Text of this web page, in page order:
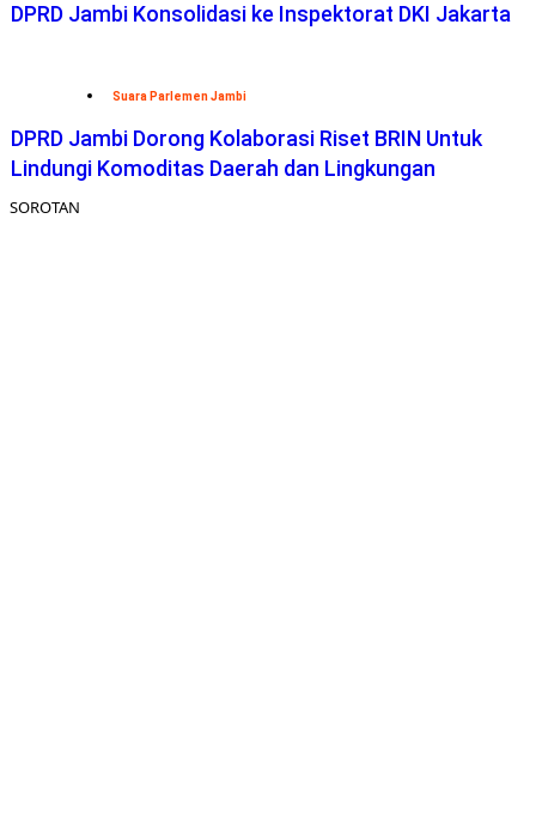
DPRD Jambi Konsolidasi ke Inspektorat DKI Jakarta
Suara Parlemen Jambi
DPRD Jambi Dorong Kolaborasi Riset BRIN Untuk
Lindungi Komoditas Daerah dan Lingkungan
SOROTAN